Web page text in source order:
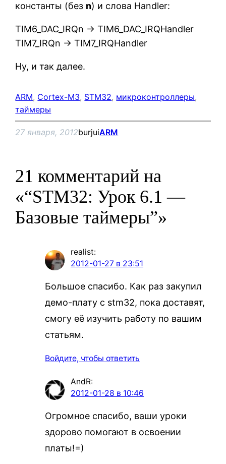
константы (без n) и слова Handler:
TIM6_DAC_IRQn → TIM6_DAC_IRQHandler
TIM7_IRQn → TIM7_IRQHandler
Ну, и так далее.
ARM, Cortex-M3, STM32, микроконтроллеры
таймеры
27 января, 2012burjuiARM
21 комментарий на
«“STM32: Урок 6.1 —
Базовые таймеры”»
realist:
2012-01-27 в 23:51
Большое спасибо. Как раз закупил
демо-плату с stm32, пока доставят,
смогу её изучить работу по вашим
статьям.
Войдите, чтобы ответить
AndR:
2012-01-28 в 10:46
Огромное спасибо, ваши уроки
здорово помогают в освоении
платы!=)